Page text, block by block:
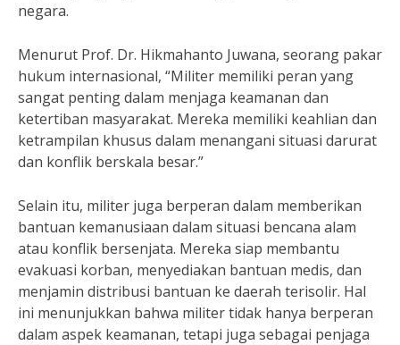
negara.
Menurut Prof. Dr. Hikmahanto Juwana, seorang pakar
hukum internasional, “Militer memiliki peran yang
sangat penting dalam menjaga keamanan dan
ketertiban masyarakat. Mereka memiliki keahlian dan
ketrampilan khusus dalam menangani situasi darurat
dan konflik berskala besar.”
Selain itu, militer juga berperan dalam memberikan
bantuan kemanusiaan dalam situasi bencana alam
atau konflik bersenjata. Mereka siap membantu
evakuasi korban, menyediakan bantuan medis, dan
menjamin distribusi bantuan ke daerah terisolir. Hal
ini menunjukkan bahwa militer tidak hanya berperan
dalam aspek keamanan, tetapi juga sebagai penjaga